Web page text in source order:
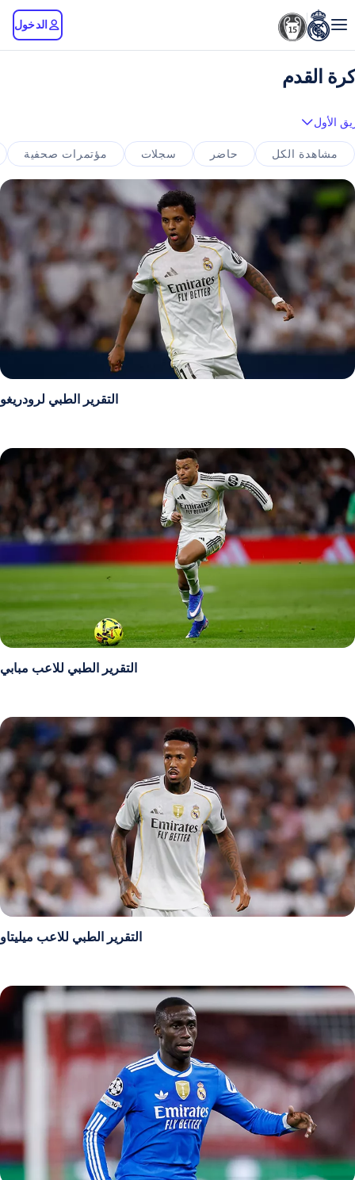
الدخول
كرة القدم
الأول
مشاهدة الكل حاضر سجلات مؤتمرات صحفية
التقرير الطبي لرودريغو
التقرير الطبي للاعب مبابي
التقرير الطبي للاعب ميليتاو